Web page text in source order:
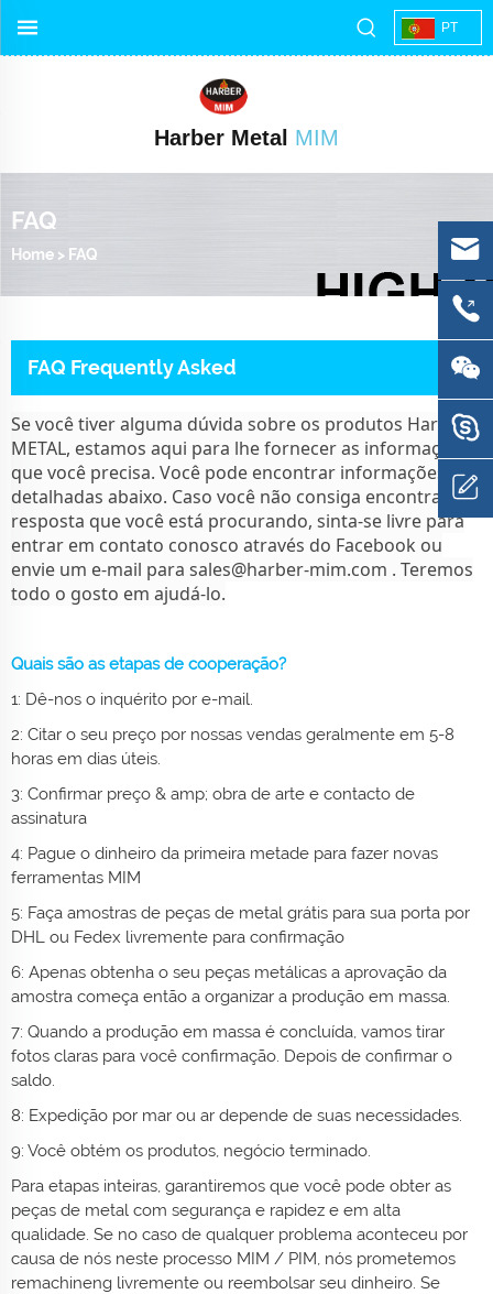
PT
Harber Metal MIM
FAQ
Home > FAQ
FAQ Frequently Asked
Se você tiver alguma dúvida sobre os produtos Harber
METAL, estamos aqui para lhe fornecer as informações
que você precisa. Você pode encontrar informações
detalhadas abaixo. Caso você não consiga encontrar a
resposta que você está procurando, sinta-se livre para
entrar em contato conosco através do Facebook ou
envie um e-mail para sales@harber-mim.com . Teremos
todo o gosto em ajudá-lo.
Quais são as etapas de cooperação?
1: Dê-nos o inquérito por e-mail.
2: Citar o seu preço por nossas vendas geralmente em 5-8
horas em dias úteis.
3: Confirmar preço & amp; obra de arte e contacto de
assinatura
4: Pague o dinheiro da primeira metade para fazer novas
ferramentas MIM
5: Faça amostras de peças de metal grátis para sua porta por
DHL ou Fedex livremente para confirmação
6: Apenas obtenha o seu peças metálicas a aprovação da
amostra começa então a organizar a produção em massa.
7: Quando a produção em massa é concluída, vamos tirar
fotos claras para você confirmação. Depois de confirmar o
saldo.
8: Expedição por mar ou ar depende de suas necessidades.
9: Você obtém os produtos, negócio terminado.
Para etapas inteiras, garantiremos que você pode obter as
peças de metal com segurança e rapidez e em alta
qualidade. Se no caso de qualquer problema aconteceu por
causa de nós neste processo MIM / PIM, nós prometemos
remachineng livremente ou reembolsar seu dinheiro. Se